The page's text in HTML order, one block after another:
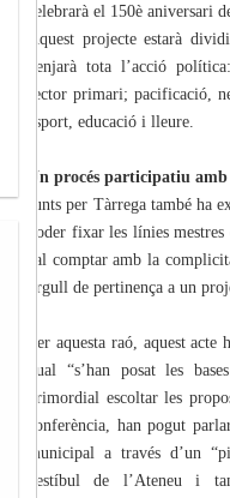
celebrarà el 150è aniversari
Aquest projecte estarà
penjarà tota l’acció
sector primari; pacificació,
esport, educació i lleure.
Un procés participatiu
Junts per Tàrrega també ha
poder fixar les línies
cal comptar amb la
orgull de pertinença a un
Per aquesta raó, aquest
qual “s’han posat les
primordial escoltar les
conferència, han pogut
municipal a través d’un
vestíbul de l’Ateneu i